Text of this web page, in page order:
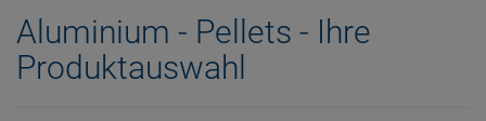
Aluminium - Pellets - Ihre
Produktauswahl